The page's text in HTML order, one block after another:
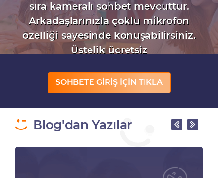
sıra kameralı sohbet mevcuttur.
Arkadaşlarınızla çoklu mikrofon
özelliği sayesinde konuşabilirsiniz.
Üstelik ücretsiz
SOHBETE GİRİŞ İÇİN TIKLA
Blog'dan Yazılar